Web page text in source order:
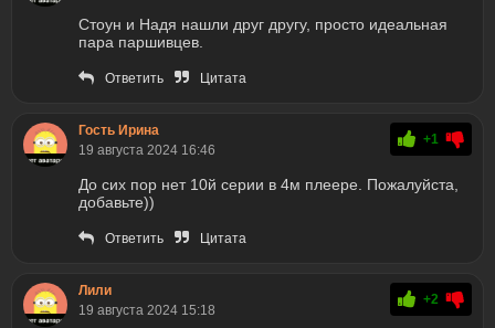
Стоун и Надя нашли друг другу, просто идеальная
пара паршивцев.
Ответить Цитата
Гость Ирина
19 августа 2024 16:46
+1
До сих пор нет 10й серии в 4м плеере. Пожалуйста,
добавьте))
Ответить Цитата
Лили
19 августа 2024 15:18
+2